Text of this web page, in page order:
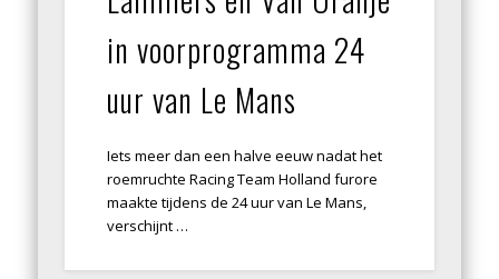
in voorprogramma 24
uur van Le Mans
Iets meer dan een halve eeuw nadat het
roemruchte Racing Team Holland furore
maakte tijdens de 24 uur van Le Mans,
verschijnt …